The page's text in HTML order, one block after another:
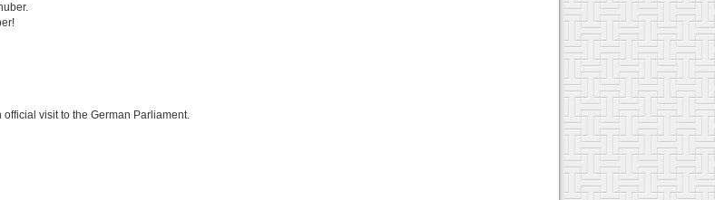
visit to the German Parliament.